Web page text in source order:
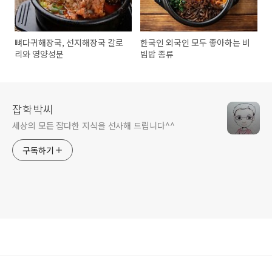
뼈다귀해장국, 선지해장국 칼로
리와 영양성분
한국인 외국인 모두 좋아하는 비
빔밥 종류
잡학박씨
세상의 모든 잡다한 지식을 선사해 드립니다^^
구독하기